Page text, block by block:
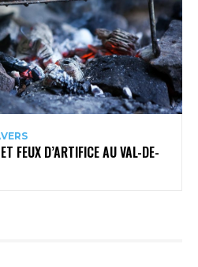
FEUX D’ARTIFICE AU VAL-DE-